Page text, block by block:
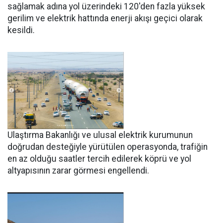
sağlamak adına yol üzerindeki 120'den fazla yüksek
gerilim ve elektrik hattında enerji akışı geçici olarak
kesildi.
Ulaştırma Bakanlığı ve ulusal elektrik kurumunun
doğrudan desteğiyle yürütülen operasyonda, trafiğin
en az olduğu saatler tercih edilerek köprü ve yol
altyapısının zarar görmesi engellendi.